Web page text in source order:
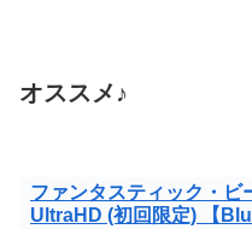
オススメ♪
ファンタスティック・ビ
UltraHD (初回限定) 【